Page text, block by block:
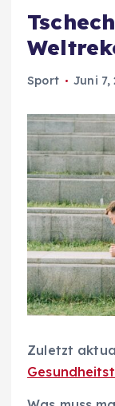
Sport Juni 7,
Zuletzt